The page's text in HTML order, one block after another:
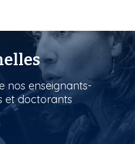
nos enseignants-
et doctorants